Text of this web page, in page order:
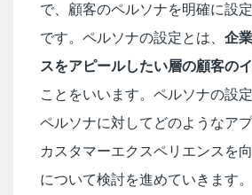
で、顧客のペルソナを明確に設
です。ペルソナの設定とは、 企
スをアピールしたい層の顧客の
ことをいいます。ペルソナの設
ペルソナに対してどのようなア
カスタマーエクスペリエンスを
について検討を進めていきます。